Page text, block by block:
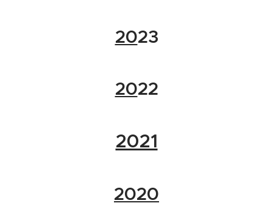
2023
2022
2021
2020